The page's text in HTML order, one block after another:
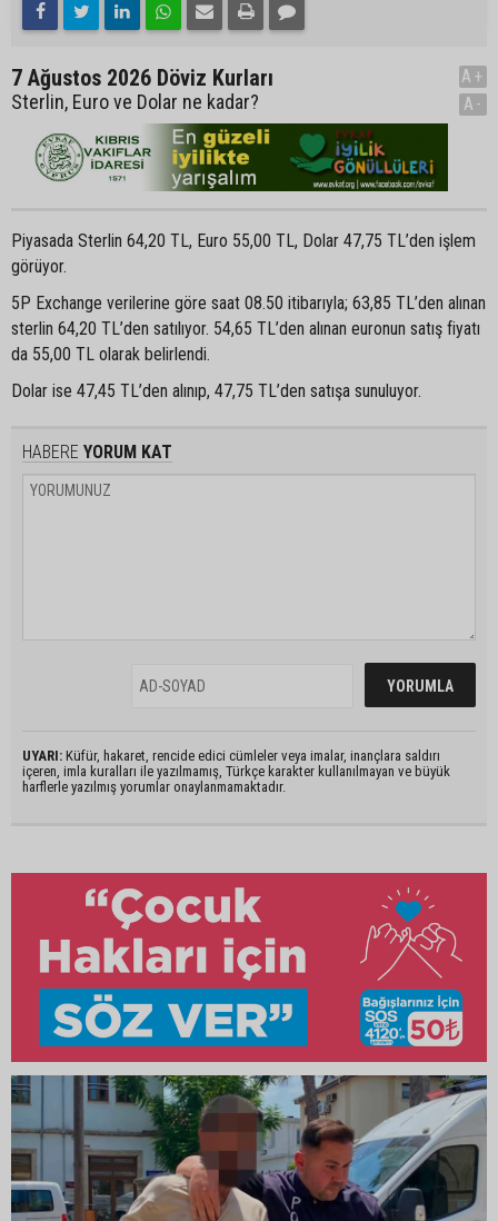
7 Ağustos 2026 Döviz Kurları
Sterlin, Euro ve Dolar ne kadar?
A+
A-
Piyasada Sterlin 64,20 TL, Euro 55,00 TL, Dolar 47,75 TL’den işlem
görüyor.
5P Exchange verilerine göre saat 08.50 itibarıyla; 63,85 TL’den alınan
sterlin 64,20 TL’den satılıyor. 54,65 TL’den alınan euronun satış fiyatı
da 55,00 TL olarak belirlendi.
Dolar ise 47,45 TL’den alınıp, 47,75 TL’den satışa sunuluyor.
HABERE YORUM KAT
UYARI: Küfür, hakaret, rencide edici cümleler veya imalar, inançlara saldırı
içeren, imla kuralları ile yazılmamış, Türkçe karakter kullanılmayan ve büyük
harflerle yazılmış yorumlar onaylanmamaktadır.